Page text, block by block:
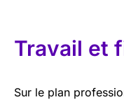
Travail et
Sur le plan